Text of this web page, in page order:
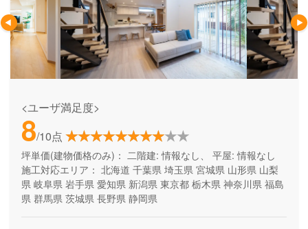
<ユーザ満足度>
8/10点
坪単価(建物価格のみ)： 二階建: 情報なし、 平屋: 情報なし
施工対応エリア： 北海道 千葉県 埼玉県 宮城県 山形県 山梨
県 岐阜県 岩手県 愛知県 新潟県 東京都 栃木県 神奈川県 福島
県 群馬県 茨城県 長野県 静岡県